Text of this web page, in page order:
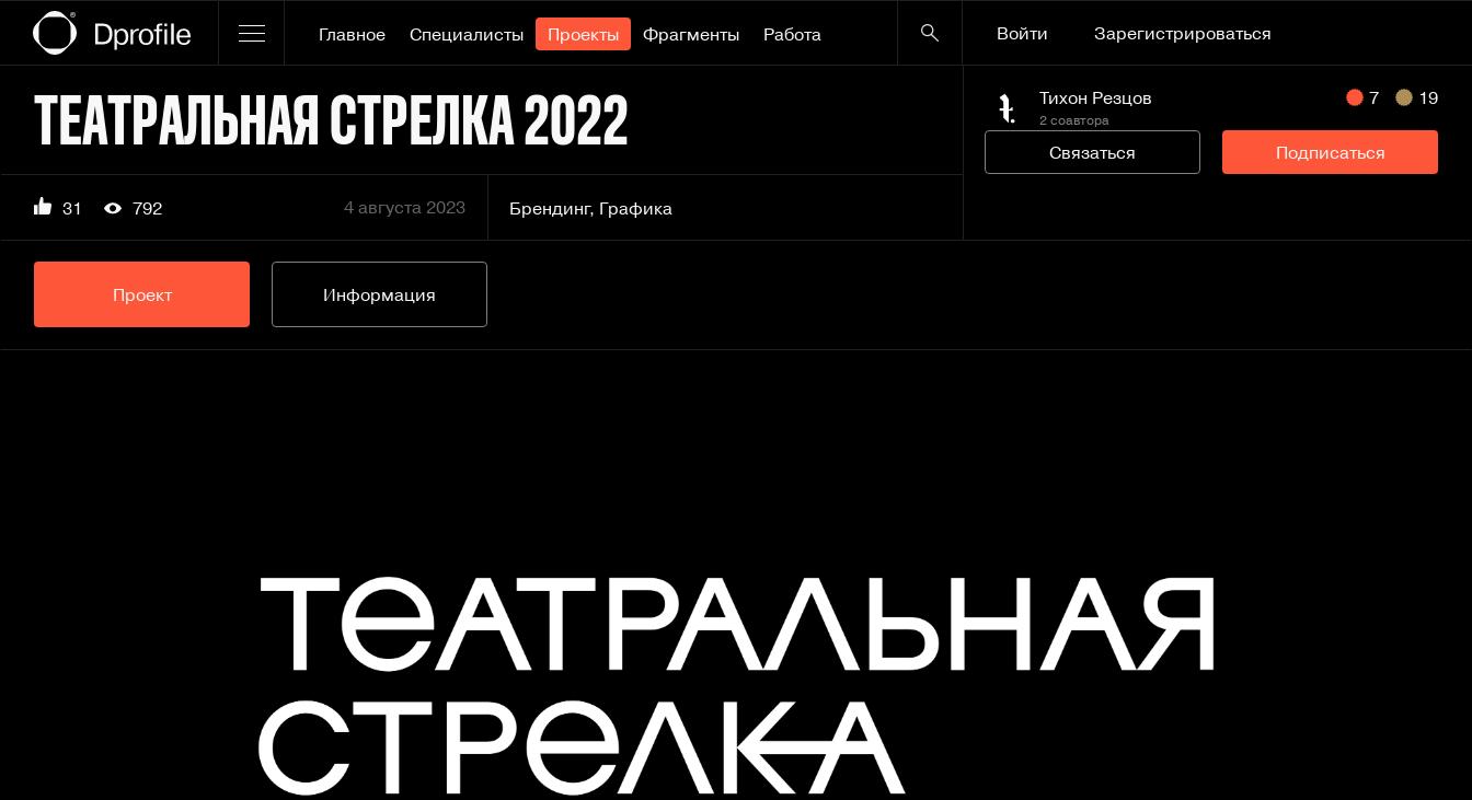
Главное Специалисты Проекты Фрагменты Работа Войти Зарегистрироваться
ТЕАТРАЛЬНАЯ СТРЕЛКА 2022
31 792 4 августа 2023 Брендинг, Графика
Тихон Резцов
2 соавтора
7 19
Связаться Подписаться
Проект Информация